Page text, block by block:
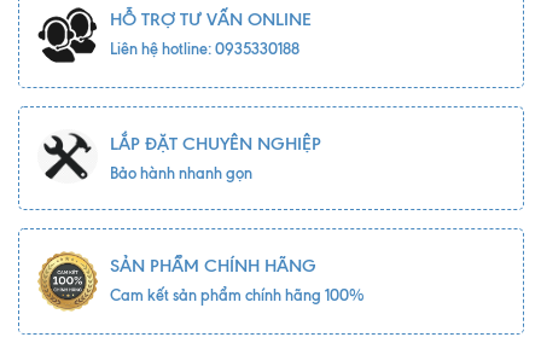
HỖ TRỢ TƯ VẤN ONLINE
Liên hệ hotline: 0935330188
LẮP ĐẶT CHUYÊN NGHIỆP
Bảo hành nhanh gọn
SẢN PHẨM CHÍNH HÃNG
Cam kết sản phẩm chính hãng 100%